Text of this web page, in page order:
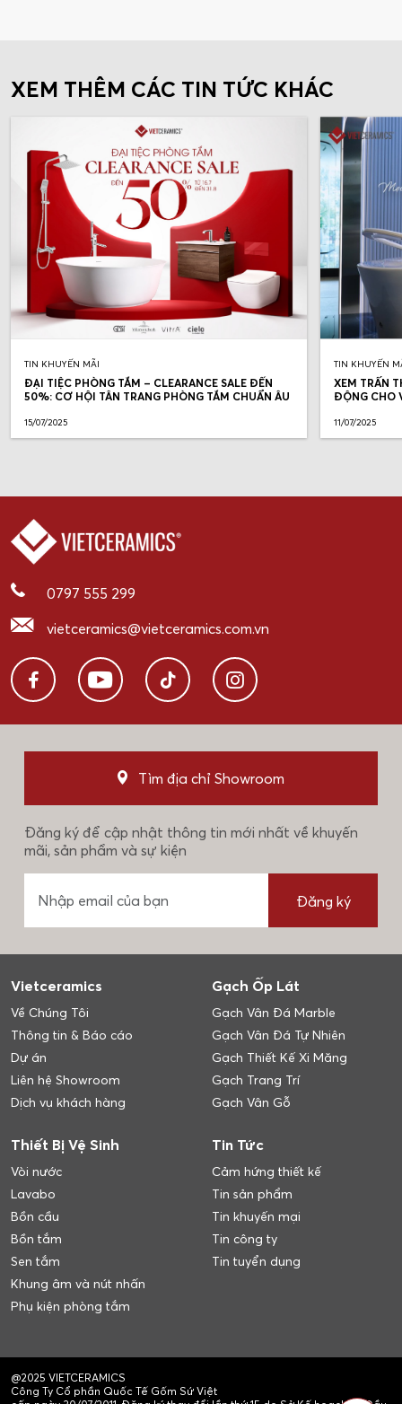
XEM THÊM CÁC TIN TỨC KHÁC
TIN KHUYẾN MÃI
ĐẠI TIỆC PHÒNG TẮM – CLEARANCE SALE ĐẾN
50%: CƠ HỘI TÂN TRANG PHÒNG TẮM CHUẨN ÂU
15/07/2025
TIN KHUYẾN
XEM TRẤN
ĐỘNG CHO
11/07/2025
0797 555 299
vietceramics@vietceramics.com.vn
Tìm địa chỉ Showroom
Đăng ký để cập nhật thông tin mới nhất về khuyến
mãi, sản phẩm và sự kiện
Đăng ký
Vietceramics
Về Chúng Tôi
Thông tin & Báo cáo
Dự án
Liên hệ Showroom
Dịch vụ khách hàng
Gạch Ốp Lát
Gạch Vân Đá Marble
Gạch Vân Đá Tự Nhiên
Gạch Thiết Kế Xi Măng
Gạch Trang Trí
Gạch Vân Gỗ
Thiết Bị Vệ Sinh
Vòi nước
Lavabo
Bồn cầu
Bồn tắm
Sen tắm
Khung âm và nút nhấn
Phụ kiện phòng tắm
Tin Tức
Cảm hứng thiết kế
Tin sản phẩm
Tin khuyến mại
Tin công ty
Tin tuyển dụng
@2025 VIETCERAMICS
Công Ty Cổ phần Quốc Tế Gốm Sứ Việt